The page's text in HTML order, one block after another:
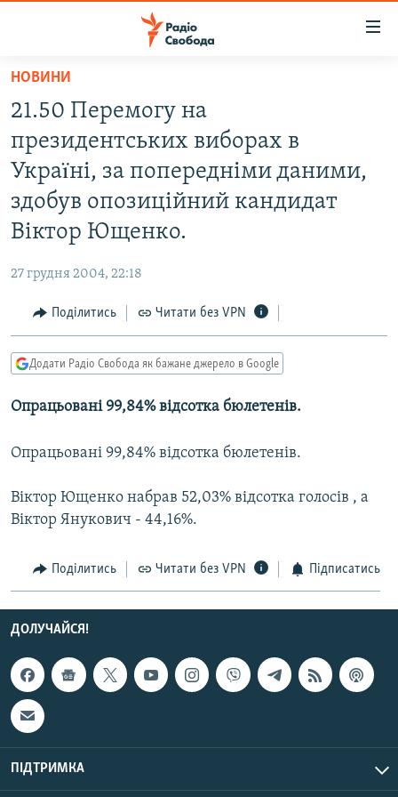
Перейти
основного
матеріалу
Перейти
до
основної
навігації
до
ВСЕ ЗА ДОБУ
СТАТТІ
ПОЛІТИКА
ЕКОНОМІКА
СПОРТ
УКРАЇНА
ВІЙНА
РОСІЙСЬКА «ФІЛЬТРАЦІЯ»
КРИМ.РЕАЛІЇ
ТИ ЯК?
СХЕМИ
МУЛЬТИМЕДІА
ФОТО
ПОДКАСТИ
УКР
ДОЛУЧАЙСЯ!
НОВИНИ
21.50 Перемогу на
президентських виборах в
Украïні, за попередніми даними,
здобув опозиційний кандидат
Віктор Ющенко.
27 грудня 2004, 22:18
Поділитись Читати без VPN
Додати Радіо Свобода як бажане джерело в Google
Опрацьовані 99,84% відсотка бюлетенів.
Опрацьовані 99,84% відсотка бюлетенів.
Віктор Ющенко набрав 52,03% відсотка голосів , а
Віктор Янукович - 44,16%.
Поділитись Читати без VPN Підписатись
ДОЛУЧАЙСЯ!
ПІДТРИМКА